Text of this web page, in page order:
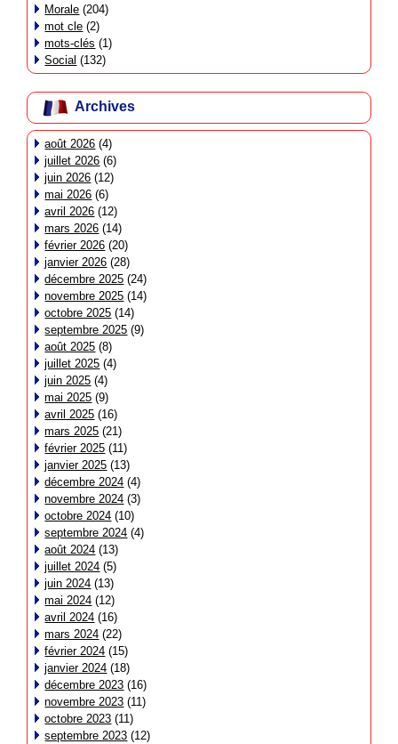
Morale (204)
mot cle (2)
mots-clés (1)
Social (132)
Archives
août 2026 (4)
juillet 2026 (6)
juin 2026 (12)
mai 2026 (6)
avril 2026 (12)
mars 2026 (14)
février 2026 (20)
janvier 2026 (28)
décembre 2025 (24)
novembre 2025 (14)
octobre 2025 (14)
septembre 2025 (9)
août 2025 (8)
juillet 2025 (4)
juin 2025 (4)
mai 2025 (9)
avril 2025 (16)
mars 2025 (21)
février 2025 (11)
janvier 2025 (13)
décembre 2024 (4)
novembre 2024 (3)
octobre 2024 (10)
septembre 2024 (4)
août 2024 (13)
juillet 2024 (5)
juin 2024 (13)
mai 2024 (12)
avril 2024 (16)
mars 2024 (22)
février 2024 (15)
janvier 2024 (18)
décembre 2023 (16)
novembre 2023 (11)
octobre 2023 (11)
septembre 2023 (12)